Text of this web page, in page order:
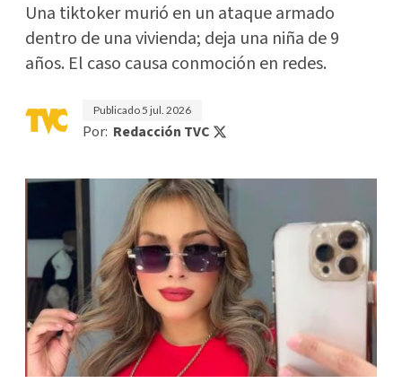
Una tiktoker murió en un ataque armado
dentro de una vivienda; deja una niña de 9
años. El caso causa conmoción en redes.
Publicado5 jul. 2026
Por: Redacción TVC